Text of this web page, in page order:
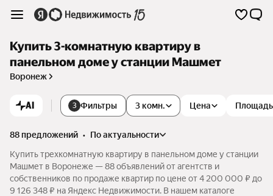
Купить 3-комнатную квартиру в
панельном доме у станции Машмет
Воронеж
AI 3 Фильтры 3 комн. Цена Площадь
88 предложений •
по актуальности
Купить трехкомнатную квартиру в панельном доме у станции
Машмет в Воронеже — 88 объявлений от агентств и
собственников по продаже квартир по цене от 4 200 000 ₽ до
9 126 348 ₽ на Яндекс Недвижимости. В нашем каталоге